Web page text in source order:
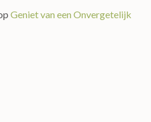
Geniet van een Onvergetelijk